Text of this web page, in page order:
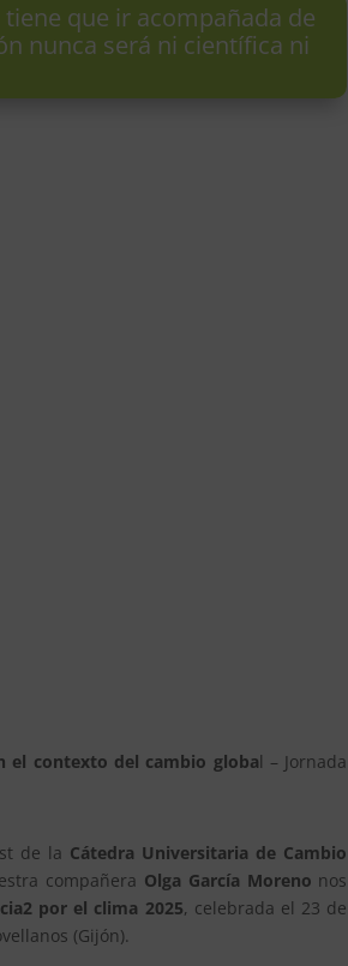
que ir acompañada de
nunca será ni científica ni
el contexto del cambio global – Jornada
de la Cátedra Universitaria de Cambio
compañera Olga García Moreno nos
por el clima 2025, celebrada el 23 de
(Gijón).